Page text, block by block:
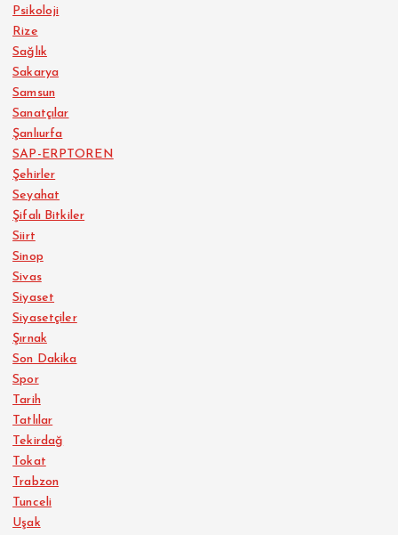
Psikoloji
Rize
Sağlık
Sakarya
Samsun
Sanatçılar
Şanlıurfa
SAP-ERPTOREN
Şehirler
Seyahat
Şifalı Bitkiler
Siirt
Sinop
Sivas
Siyaset
Siyasetçiler
Şırnak
Son Dakika
Spor
Tarih
Tatlılar
Tekirdağ
Tokat
Trabzon
Tunceli
Uşak